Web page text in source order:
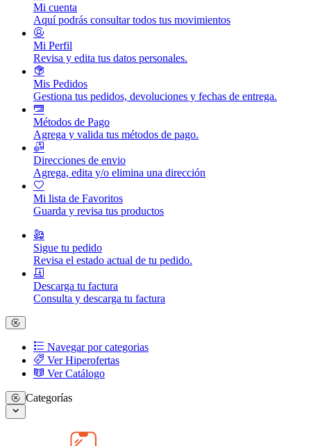
Mi cuenta
Aquí podrás consultar todos tus movimientos
Mi Perfil
Revisa y edita tus datos personales.
Mis Pedidos
Gestiona tus pedidos, devoluciones y fechas de entrega.
Métodos de Pago
Agrega y valida tus métodos de pago.
Direcciones de envio
Agrega, edita y/o elimina una dirección
Mi lista de Favoritos
Guarda y revisa tus productos
Sigue tu pedido
Revisa el estado actual de tu pedido.
Descarga tu factura
Consulta y descarga tu factura
Navegar por categorias
Ver Hiperofertas
Ver Catálogo
Categorías